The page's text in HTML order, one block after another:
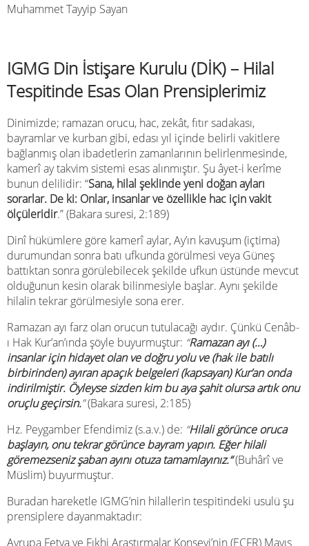
Muhammet Tayyip Sayan
IGMG Din İstişare Kurulu (DİK) – Hilal
Tespitinde Esas Olan Prensiplerimiz
Dinimizde; ramazan orucu, hac, zekât, fıtır sadakası,
bayramlar ve kurban gibi, edası yıl içinde belirli vakitlere
bağlanmış olan ibadetlerin zamanlarının belirlenmesinde,
kamerî ay takvim sistemi esas alınmıştır. Şu âyet-i kerîme
bunun delilidir: “Sana, hilal şeklinde yeni doğan ayları
sorarlar. De ki: Onlar, insanlar ve özellikle hac için vakit
ölçüleridir.” (Bakara suresi, 2:189)
Dinî hükümlere göre kamerî aylar, Ay’ın kavuşum (içtima)
durumundan sonra batı ufkunda görülmesi veya Güneş
battıktan sonra görülebilecek şekilde ufkun üstünde mevcut
olduğunun kesin olarak bilinmesiyle başlar. Aynı şekilde
hilalin tekrar görülmesiyle sona erer.
Ramazan ayı farz olan orucun tutulacağı aydır. Çünkü Cenâb-
ı Hak Kur’an’ında şöyle buyurmuştur: “Ramazan ayı (…)
insanlar için hidayet olan ve doğru yolu ve (hak ile batılı
birbirinden) ayıran apaçık belgeleri (kapsayan) Kur’an onda
indirilmiştir. Öyleyse sizden kim bu aya şahit olursa artık onu
oruçlu geçirsin.”(Bakara suresi, 2:185)
Hz. Peygamber Efendimiz (s.a.v.) de: “Hilali görünce oruca
başlayın, onu tekrar görünce bayram yapın. Eğer hilali
göremezseniz şaban ayını otuza tamamlayınız.“(Buhârî ve
Müslim) buyurmuştur.
Buradan hareketle IGMG’nin hilallerin tespitindeki usulü şu
prensiplere dayanmaktadır:
Avrupa Fetva ve Fıkhi Araştırmalar Konseyi’nin (ECFR) Mayıs